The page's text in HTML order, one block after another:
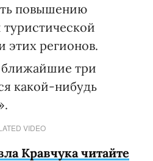
повышению
этих регионов.
ближайшие три
какой-нибудь
VIDEO
Кравчука читайте